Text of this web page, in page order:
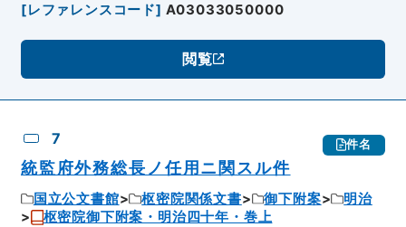
[レファレンスコード] A03033050000
閲覧
7 件名
統監府外務総長ノ任用ニ関スル件
国立公文書館 枢密院関係文書 御下附案
明治
枢密院御下附案・明治四十年・巻上